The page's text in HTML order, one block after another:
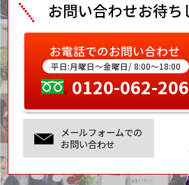
お電話でのお問い合わせ
平日:月曜日～金曜日/ 8:00～18:00
0120-062-206
メールフォームでの
お問い合わせ